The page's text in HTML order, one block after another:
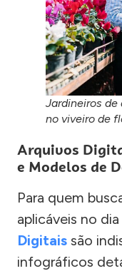
Jardineiros
no viveiro de
Arquivos
e Modelos de
Para quem
aplicáveis no
Digitais são
infográficos